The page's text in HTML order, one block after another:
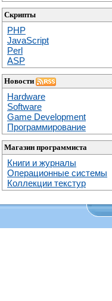
Скрипты
PHP
JavaScript
Perl
ASP
Новости
Hardware
Software
Game Development
Программирование
Магазин программиста
Книги и журналы
Операционные системы
Коллекции текстур